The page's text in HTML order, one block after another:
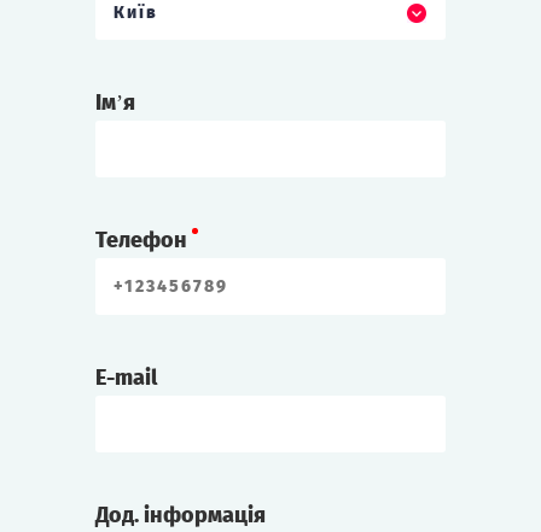
Київ
Ім’я
Телефон
E-mail
Дод. інформація